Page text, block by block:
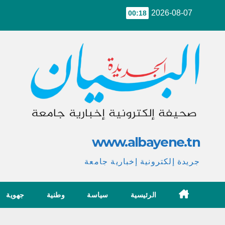
2026-08-07
00:18
www.albayene.tn
جريدة إلكترونية إخبارية جامعة
الرئيسية سياسة وطنية جهوية